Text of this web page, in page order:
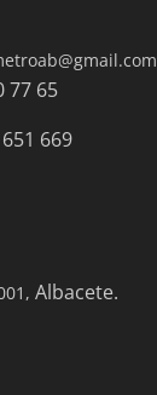
60 77 65
669
Albacete.